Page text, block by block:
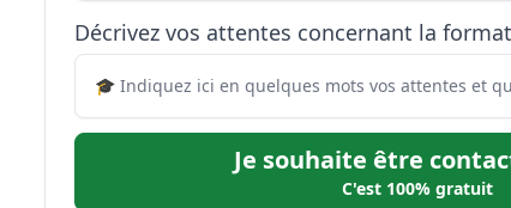
Décrivez vos attentes concernant la
Je souhaite être
C'est 100% gratuit